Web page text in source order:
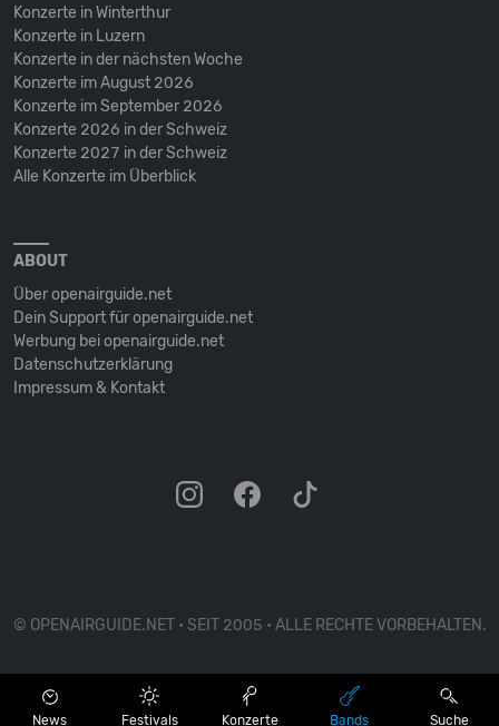
News Festivals Konzerte Bands Suche
Konzerte in Winterthur
Konzerte in Luzern
Konzerte in der nächsten Woche
Konzerte im August 2026
Konzerte im September 2026
Konzerte 2026 in der Schweiz
Konzerte 2027 in der Schweiz
Alle Konzerte im Überblick
ABOUT
Über openairguide.net
Dein Support für openairguide.net
Werbung bei openairguide.net
Datenschutz­erklärung
Impressum & Kontakt
© OPENAIRGUIDE.NET • SEIT 2005 • ALLE RECHTE VORBEHALTEN.